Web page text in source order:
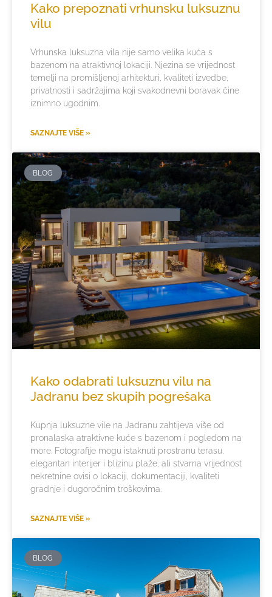
Kako prepoznati vrhunsku luksuznu
vilu
Vrhunska luksuzna vila nije samo velika kuća s
bazenom na atraktivnoj lokaciji. Njezina se vrijednost
temelji na promišljenoj arhitekturi, kvaliteti izvedbe,
privatnosti i sadržajima koji svakodnevni boravak čine
iznimno ugodnim.
SAZNAJTE VIŠE »
BLOG
Kako odabrati luksuznu vilu na
Jadranu bez skupih pogrešaka
Kupnja luksuzne vile na Jadranu zahtijeva više od
pronalaska atraktivne kuće s bazenom i pogledom na
more. Fotografije mogu istaknuti prostranu terasu,
elegantan interijer i blizinu plaže, ali stvarna vrijednost
nekretnine ovisi o lokaciji, dokumentaciji, kvaliteti
gradnje i dugoročnim troškovima.
SAZNAJTE VIŠE »
BLOG